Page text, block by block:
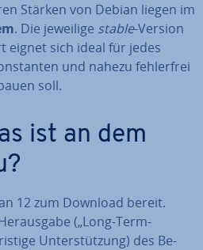
Stärken von Debian liegen im
. Die jeweilige stable-Version
eignet sich ideal für jedes
und nahezu feh­ler­frei
soll.
ist an dem
12 zum Download bereit.
(„Long-Term-
Un­ter­stüt­zung) des Be­